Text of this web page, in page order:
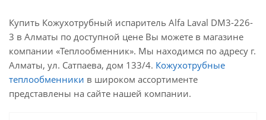
Купить Кожухотрубный испаритель Alfa Laval DM3-226-
3 в Алматы по доступной цене Вы можете в магазине
компании «Теплообменник». Мы находимся по адресу г.
Алматы, ул. Сатпаева, дом 133/4. Кожухотрубные
теплообменники в широком ассортименте
представлены на сайте нашей компании.